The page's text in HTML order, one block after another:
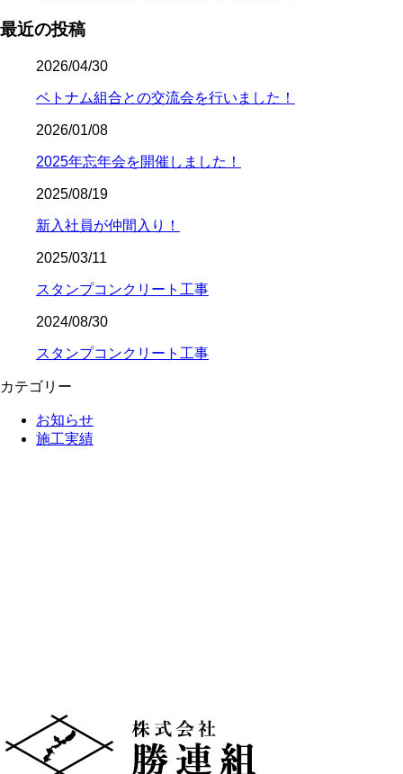
最近の投稿
2026/04/30
ベトナム組合との交流会を行いました！
2026/01/08
2025年忘年会を開催しました！
2025/08/19
新入社員が仲間入り！
2025/03/11
スタンプコンクリート工事
2024/08/30
スタンプコンクリート工事
カテゴリー
お知らせ
施工実績